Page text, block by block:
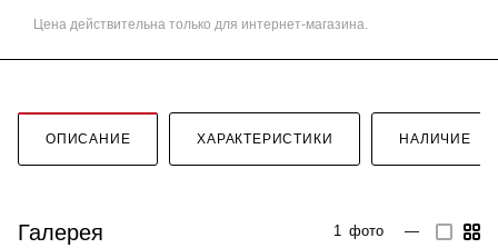
Цена действительна только для интернет-магазина.
ОПИСАНИЕ ХАРАКТЕРИСТИКИ НАЛИЧИЕ
Галерея 1 фото —